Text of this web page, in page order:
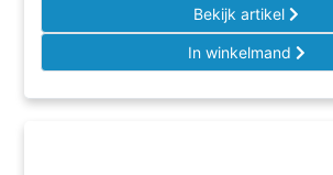
Bekijk artikel
In winkelmand